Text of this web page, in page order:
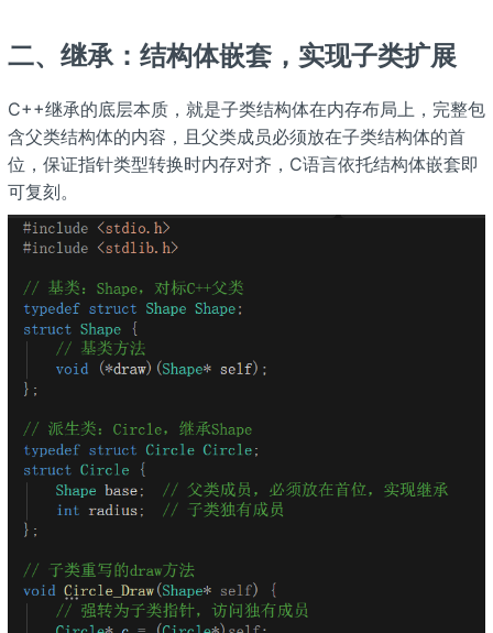
二、继承：结构体嵌套，实现子类扩展
C++继承的底层本质，就是子类结构体在内存布局上，完整包
含父类结构体的内容，且父类成员必须放在子类结构体的首
位，保证指针类型转换时内存对齐，C语言依托结构体嵌套即
可复刻。